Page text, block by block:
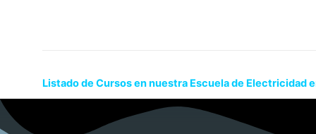
Listado de Cursos en nuestra Escuela de Electricidad